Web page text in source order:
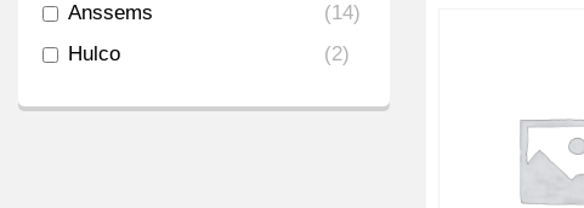
Anssems (14)
Hulco
(2)